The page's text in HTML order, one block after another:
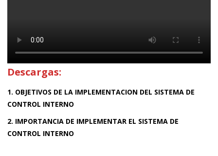
Descargas:
1. OBJETIVOS DE LA IMPLEMENTACION DEL SISTEMA DE
CONTROL INTERNO
2. IMPORTANCIA DE IMPLEMENTAR EL SISTEMA DE
CONTROL INTERNO